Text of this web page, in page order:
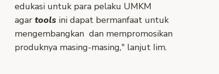
edukasi untuk para pelaku UMKM
agar tools ini dapat bermanfaat untuk
mengembangkan dan mempromosikan
produknya masing-masing," lanjut Iim.